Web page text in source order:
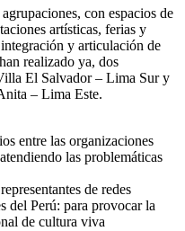
con espacios de
artísticas, ferias y
y articulación de
realizado ya, dos
El Salvador – Lima Sur y
– Lima Este.
entre las organizaciones
las problemáticas
de redes
del Perú: para provocar la
de cultura viva